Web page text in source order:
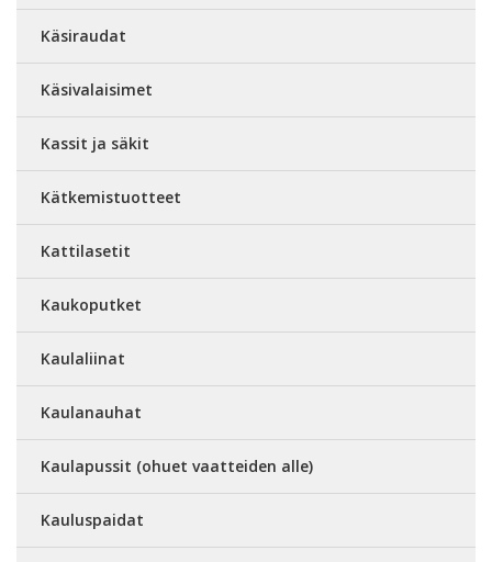
Käsiraudat
Käsivalaisimet
Kassit ja säkit
Kätkemistuotteet
Kattilasetit
Kaukoputket
Kaulaliinat
Kaulanauhat
Kaulapussit (ohuet vaatteiden alle)
Kauluspaidat